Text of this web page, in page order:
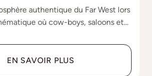
authentique du Far West lors
où cow-boys, saloons et
EN SAVOIR PLUS